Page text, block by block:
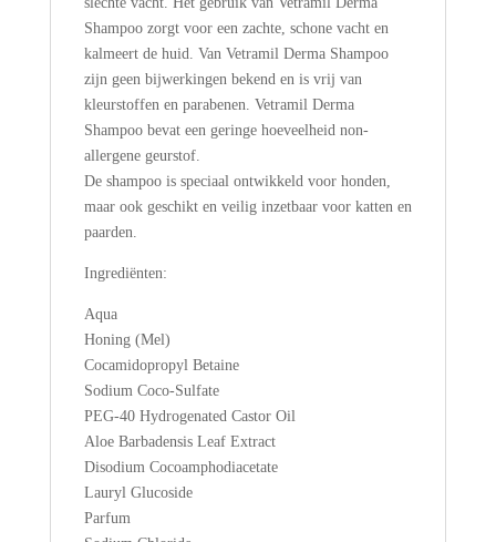
Shampoo zorgt voor een zachte, schone vacht en
kalmeert de huid. Van Vetramil Derma Shampoo
zijn geen bijwerkingen bekend en is vrij van
kleurstoffen en parabenen. Vetramil Derma
Shampoo bevat een geringe hoeveelheid non-
allergene geurstof.
De shampoo is speciaal ontwikkeld voor honden,
maar ook geschikt en veilig inzetbaar voor katten en
paarden.
Ingrediënten:
Aqua
Honing (Mel)
Cocamidopropyl Betaine
Sodium Coco-Sulfate
PEG-40 Hydrogenated Castor Oil
Aloe Barbadensis Leaf Extract
Disodium Cocoamphodiacetate
Lauryl Glucoside
Parfum